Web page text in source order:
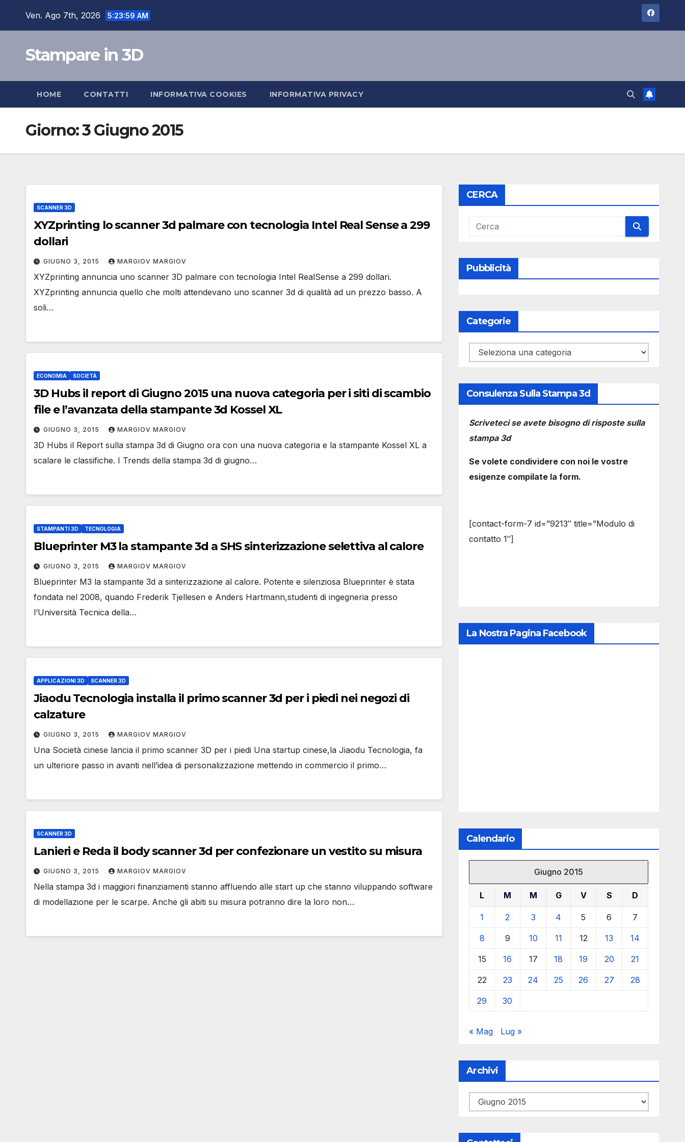
Ven. Ago 7th, 2026 5:24:00 AM
Stampare in 3D
HOME CONTATTI INFORMATIVA COOKIES INFORMATIVA PRIVACY
Giorno:3 Giugno 2015
SCANNER 3D
XYZprinting lo scanner 3d palmare con tecnologia Intel Real Sense a 299
dollari
GIUGNO 3, 2015 MARGIOV MARGIOV
XYZprinting annuncia uno scanner 3D palmare con tecnologia Intel RealSense a 299 dollari.
XYZprinting annuncia quello che molti attendevano uno scanner 3d di qualità ad un prezzo basso. A
soli…
ECONOMIA SOCIETÀ
3D Hubs il report di Giugno 2015 una nuova categoria per i siti di scambio
file e l’avanzata della stampante 3d Kossel XL
GIUGNO 3, 2015 MARGIOV MARGIOV
3D Hubs il Report sulla stampa 3d di Giugno ora con una nuova categoria e la stampante Kossel XL a
scalare le classifiche. I Trends della stampa 3d di giugno…
STAMPANTI 3D TECNOLOGIA
Blueprinter M3 la stampante 3d a SHS sinterizzazione selettiva al calore
GIUGNO 3, 2015 MARGIOV MARGIOV
Blueprinter M3 la stampante 3d a sinterizzazione al calore. Potente e silenziosa Blueprinter è stata
fondata nel 2008, quando Frederik Tjellesen e Anders Hartmann,studenti di ingegneria presso
l’Università Tecnica della…
APPLICAZIONI 3D SCANNER 3D
Jiaodu Tecnologia installa il primo scanner 3d per i piedi nei negozi di
calzature
GIUGNO 3, 2015 MARGIOV MARGIOV
Una Società cinese lancia il primo scanner 3D per i piedi Una startup cinese,la Jiaodu Tecnologia, fa
un ulteriore passo in avanti nell’idea di personalizzazione mettendo in commercio il primo…
SCANNER 3D
Lanieri e Reda il body scanner 3d per confezionare un vestito su misura
GIUGNO 3, 2015 MARGIOV MARGIOV
Nella stampa 3d i maggiori finanziamenti stanno affluendo alle start up che stanno viluppando software
di modellazione per le scarpe. Anche gli abiti su misura potranno dire la loro non…
CERCA
Pubblicità
Categorie
Categorie
Consulenza Sulla Stampa 3d
Scriveteci se avete bisogno di risposte sulla
stampa 3d
Se volete condividere con noi le vostre
esigenze compilate la form.
[contact-form-7 id=”9213″ title=”Modulo di
contatto 1″]
La Nostra Pagina Facebook
Calendario
Giugno 2015
L M M G V S D
1 2 3 4 5 6 7
8 9 10 11 12 13 14
15 16 17 18 19 20 21
22 23 24 25 26 27 28
29 30
« Mag Lug »
Archivi
Archivi